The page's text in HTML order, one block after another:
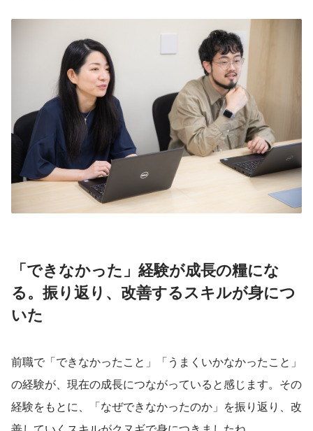
「できなかった」経験が成長の糧にな
る。振り返り、改善するスキルが身につ
いた
前職で「できなかったこと」「うまくいかなかったこと」
の経験が、現在の成長につながっていると感じます。その
経験をもとに、「なぜできなかったのか」を振り返り、改